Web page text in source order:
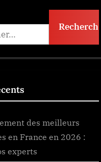
des meilleurs
en France en 2026 :
experts